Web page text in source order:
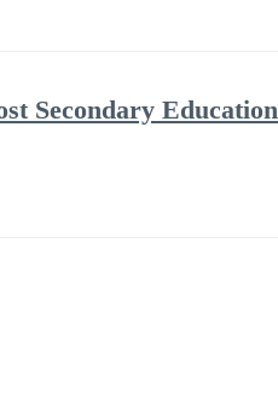
Secondary Education